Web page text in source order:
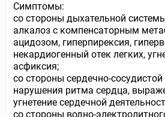
Симптомы:
со стороны дыхательной
алкалоз с компенсаторным
ацидозом, гиперпирексия,
некардиогенный отек легких,
асфиксия;
со стороны сердечно-
нарушения ритма сердца,
угнетение сердечной
со стороны водно-